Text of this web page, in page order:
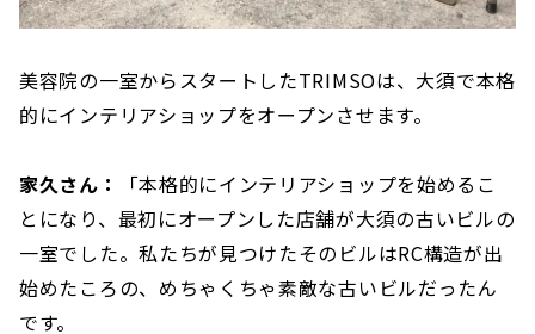
美容院の一室からスタートしたTRIMSOは、大須で本格
的にインテリアショップをオープンさせます。
家久さん：
「本格的にインテリアショップを始めるこ
とになり、最初にオープンした店舗が大須の古いビルの
一室でした。私たちが見つけたそのビルはRC構造が出
始めたころの、めちゃくちゃ素敵な古いビルだったん
です。